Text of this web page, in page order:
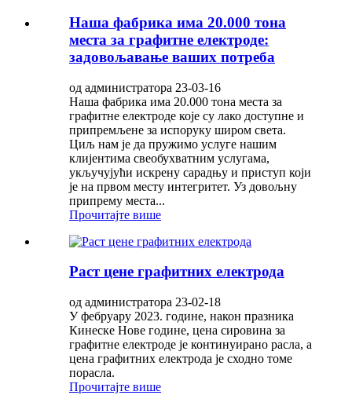
Наша фабрика има 20.000 тона
места за графитне електроде:
задовољавање ваших потреба
од администратора 23-03-16
Наша фабрика има 20.000 тона места за
графитне електроде које су лако доступне и
припремљене за испоруку широм света.
Циљ нам је да пружимо услуге нашим
клијентима свеобухватним услугама,
укључујући искрену сарадњу и приступ који
је на првом месту интегритет. Уз довољну
припрему места...
Прочитајте више
Раст цене графитних електрода
од администратора 23-02-18
У фебруару 2023. године, након празника
Кинеске Нове године, цена сировина за
графитне електроде је континуирано расла, а
цена графитних електрода је сходно томе
порасла.
Прочитајте више